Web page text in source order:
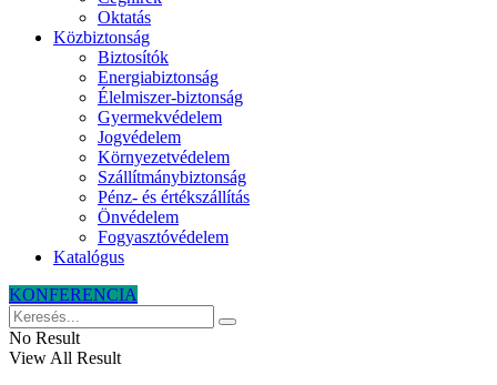
Oktatás
Közbiztonság
Biztosítók
Energiabiztonság
Élelmiszer-biztonság
Gyermekvédelem
Jogvédelem
Környezetvédelem
Szállítmánybiztonság
Pénz- és értékszállítás
Önvédelem
Fogyasztóvédelem
Katalógus
KONFERENCIA
No Result
View All Result